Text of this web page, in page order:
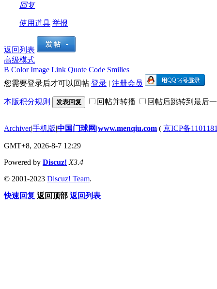
回复
使用道具 举报
返回列表
高级模式
B Color Image Link Quote Code Smilies
您需要登录后才可以回帖 登录 | 注册会员
本版积分规则 发表回复 回帖并转播 回帖后跳转到最后
Archiver|手机版|中国门球网|www.menqiu.com ( 京ICP备
GMT+8, 2026-8-7 12:29
Powered by Discuz! X3.4
© 2001-2023 Discuz! Team.
快速回复 返回顶部 返回列表